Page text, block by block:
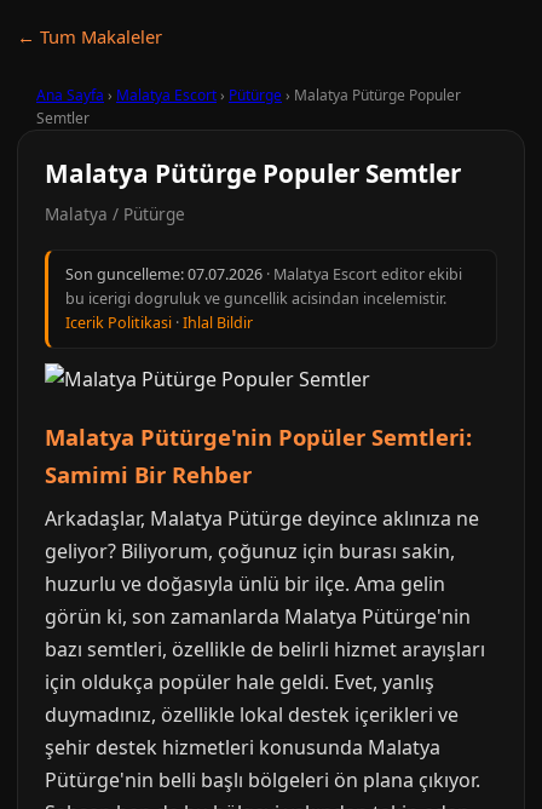
← Tum Makaleler
Ana Sayfa › Malatya Escort› Pütürge› Malatya Pütürge Populer
Semtler
Malatya Pütürge Populer Semtler
Malatya / Pütürge
Son guncelleme:07.07.2026 · Malatya Escort editor ekibi
bu icerigi dogruluk ve guncellik acisindan incelemistir.
Icerik Politikasi ·Ihlal Bildir
Malatya Pütürge'nin Popüler Semtleri:
Samimi Bir Rehber
Arkadaşlar, Malatya Pütürge deyince aklınıza ne
geliyor? Biliyorum, çoğunuz için burası sakin,
huzurlu ve doğasıyla ünlü bir ilçe. Ama gelin
görün ki, son zamanlarda Malatya Pütürge'nin
bazı semtleri, özellikle de belirli hizmet arayışları
için oldukça popüler hale geldi. Evet, yanlış
duymadınız, özellikle lokal destek içerikleri ve
şehir destek hizmetleri konusunda Malatya
Pütürge'nin belli başlı bölgeleri ön plana çıkıyor.